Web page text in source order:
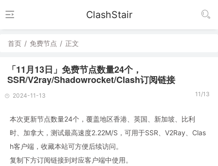
ClashStair
首页 / 免费节点 / 正文
「11月13日」免费节点数量24个，
SSR/V2ray/Shadowrocket/Clash订阅链接
2024-11-13 11/13
本次更新节点数量24个，覆盖地区香港、英国、新加坡、比利
时、加拿大，测试最高速度2.22M/S，可用于SSR、V2Ray、Clas
h客户端，收藏本站可方便后续访问。
复制下方订阅链接到对应客户端中使用。